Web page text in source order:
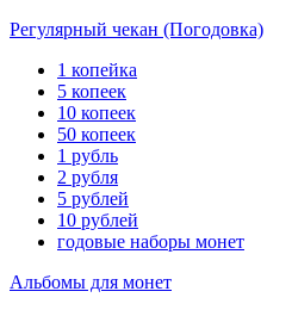
Регулярный чекан (Погодовка)
1 копейка
5 копеек
10 копеек
50 копеек
1 рубль
2 рубля
5 рублей
10 рублей
годовые наборы монет
Альбомы для монет